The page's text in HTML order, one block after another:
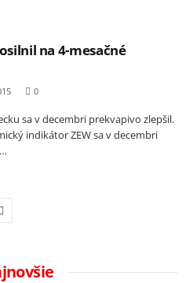
na 4-mesačné
0
sa v decembri prekvapivo zlepšil.
indikátor ZEW sa v decembri